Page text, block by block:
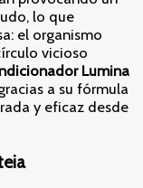
lo que
el organismo
vicioso
Lumina
a su fórmula
y eficaz desde